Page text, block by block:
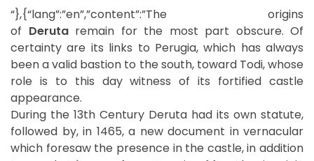
“},{“lang”:”en”,”content”:”The origins
of Deruta remain for the most part obscure. Of
certainty are its links to Perugia, which has always
been a valid bastion to the south, toward Todi, whose
role is to this day witness of its fortified castle
appearance.
During the 13th Century Deruta had its own statute,
followed by, in 1465, a new document in vernacular
which foresaw the presence in the castle, in addition